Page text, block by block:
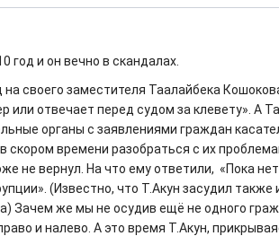
год и он вечно в скандалах.
на своего заместителя Таалайбека
или отвечает перед судом за клевету». А
органы с заявлениями граждан
скором времени разобраться с их
не вернул. На что ему ответили, «Пока
(Известно, что Т.Акун засудил
Зачем же мы не осудив ещё не одного
и налево. А это время Т.Акун,